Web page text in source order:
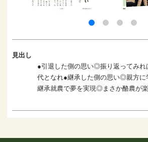
見出し
●引退した側の思い◎振り返ってみ
代となれ●継承した側の思い◎親方
継承就農で夢を実現◎まさか酪農が